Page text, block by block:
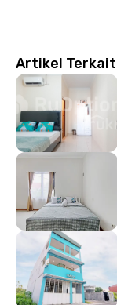
Artikel Terkait